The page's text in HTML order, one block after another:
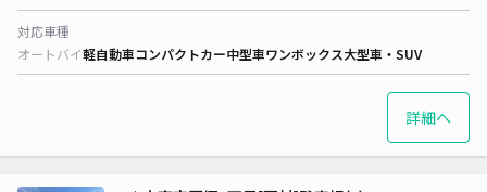
対応車種
オートバイ軽自動車コンパクトカー中型車ワンボックス大型車・SUV
詳細へ